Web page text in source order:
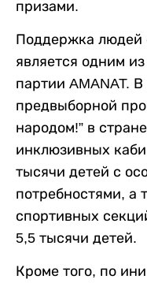
призами.
Поддержка людей
является одним
партии AMANAT.
предвыборной
народом!” в
инклюзивных
тысячи детей с
потребностями, а
спортивных
5,5 тысячи детей.
Кроме того, по